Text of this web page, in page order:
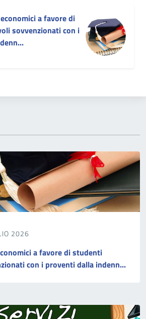
a favore di
sovvenzionati con i
2026
a favore di studenti
con i proventi dalla indenn...